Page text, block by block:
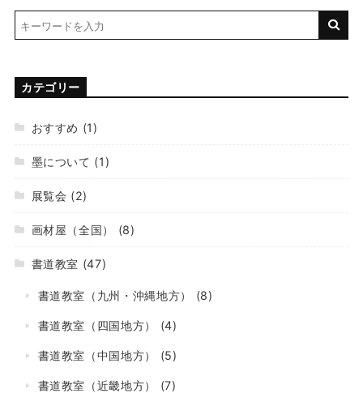
カテゴリー
おすすめ (1)
墨について (1)
展覧会 (2)
画材屋（全国） (8)
書道教室 (47)
書道教室（九州・沖縄地方） (8)
書道教室（四国地方） (4)
書道教室（中国地方） (5)
書道教室（近畿地方） (7)